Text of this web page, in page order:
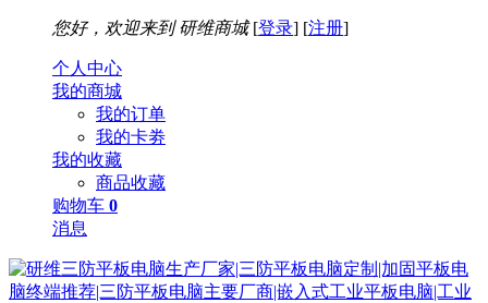
您好，欢迎来到 研维商城[登录] [注册]
个人中心
我的商城
我的订单
我的卡劵
我的收藏
商品收藏
购物车 0
消息